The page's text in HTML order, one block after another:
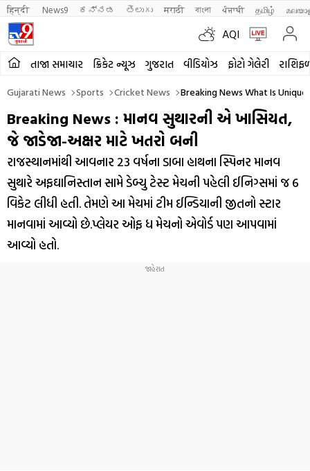
हिन्दी News9 ಕನ್ನಡ తెలుగు मराठी বাংলা ਪੰਜਾਬੀ தமிழ்
AQI
તાજા સમાચાર ક્રિકેટ ન્યૂઝ ગુજરાત વીડિયોઝ ફોટો ગેલેરી
Gujarati News Sports Cricket News Breaking News What Is
Breaking News : માનવ સુથારની એ ખાસિયત,
જે જાડેજા-અક્ષર માટે ખતરો બની
રાજસ્થાનમાંથી આવનાર 23 વર્ષના ડાબા હાથના સ્પિનર માનવ
સુથારે અફઘાનિસ્તાન સામે ડેબ્યુ ટેસ્ટ મેચની પહેલી ઈનિગ્સમાં જ 6
વિકેટ લીધી હતી. તેમણે આ મેચમાં ટીમ ઈન્ડિયાની જીતનો સ્ટાર
માનવામાં આવ્યો છે.પ્લેયર ઓફ ધ મેચનો એવોર્ડ પણ આપવામાં
આવ્યો હતો.